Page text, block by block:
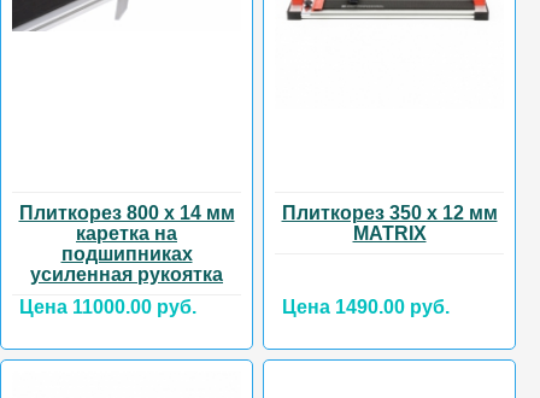
Плиткорез 800 х 14 мм
каретка на
подшипниках
усиленная рукоятка
Цена 11000.00 руб.
Плиткорез 350 х 12 мм
MATRIX
Цена 1490.00 руб.